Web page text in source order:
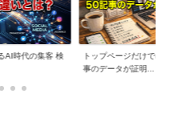
AI時代の集客 検
トップページだけでは
事のデータが証明...